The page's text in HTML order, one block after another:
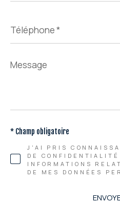
*
Message
*
J'AI PRIS
DE CONFIDENTIALITÉ
INFORMATIONS
DE MES DONNÉES
* Champ obligatoire